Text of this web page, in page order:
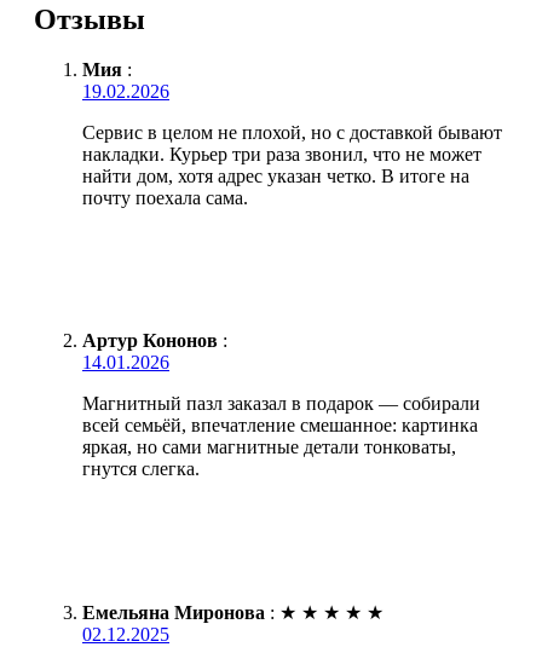
Отзывы
Мия :
19.02.2026
Сервис в целом не плохой, но с доставкой бывают
накладки. Курьер три раза звонил, что не может
найти дом, хотя адрес указан четко. В итоге на
почту поехала сама.
Артур Кононов :
14.01.2026
Магнитный пазл заказал в подарок — собирали
всей семьёй, впечатление смешанное: картинка
яркая, но сами магнитные детали тонковаты,
гнутся слегка.
Емельяна Миронова : ★ ★ ★ ★ ★
02.12.2025